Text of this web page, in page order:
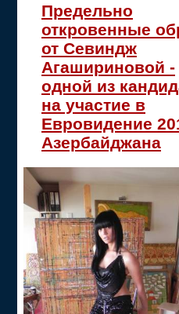
Предельно
откровенные
от Севиндж
Агашириновой -
одной из
на участие в
Евровидение
Азербайджана